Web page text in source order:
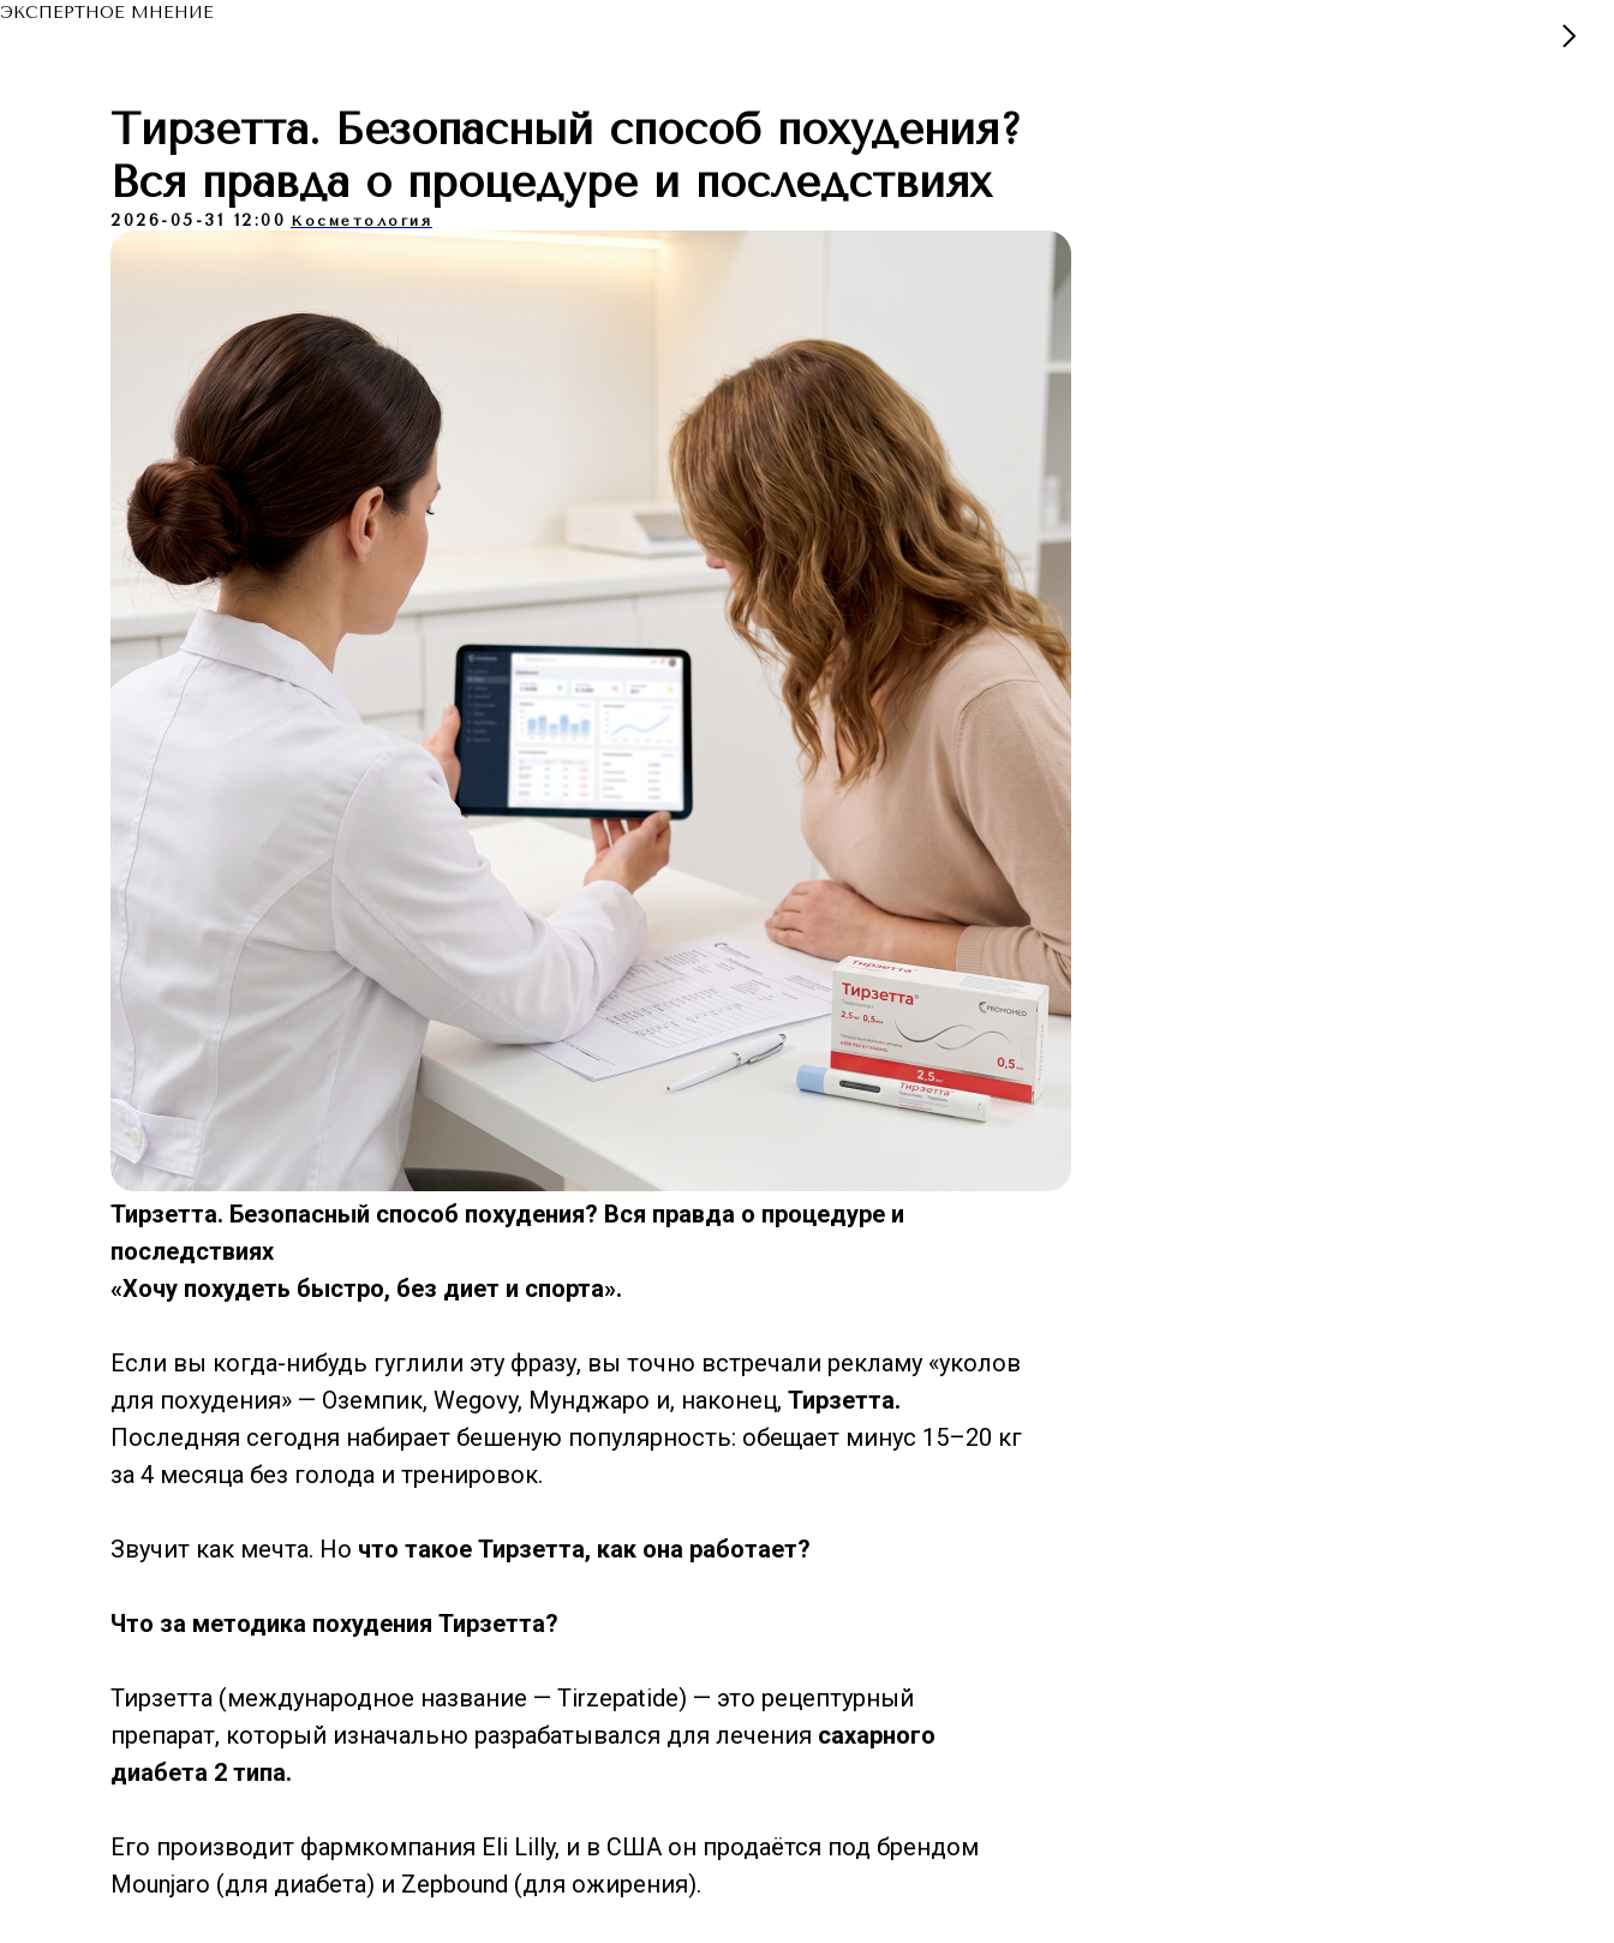
ЭКСПЕРТНОЕ МНЕНИЕ
Тирзетта. Безопасный способ похудения?
Вся правда о процедуре и последствиях
2026-05-31 12:00 Косметология
Тирзетта. Безопасный способ похудения? Вся правда о процедуре и
последствиях
«Хочу похудеть быстро, без диет и спорта».
Если вы когда-нибудь гуглили эту фразу, вы точно встречали рекламу «уколов
для похудения» — Оземпик, Wegovy, Мунджаро и, наконец, Тирзетта.
Последняя сегодня набирает бешеную популярность: обещает минус 15–20 кг
за 4 месяца без голода и тренировок.
Звучит как мечта. Но что такое Тирзетта, как она работает?
Что за методика похудения Тирзетта?
Тирзетта (международное название — Tirzepatide) — это рецептурный
препарат, который изначально разрабатывался для лечения сахарного
диабета 2 типа.
Его производит фармкомпания Eli Lilly, и в США он продаётся под брендом
Mounjaro (для диабета) и Zepbound (для ожирения).